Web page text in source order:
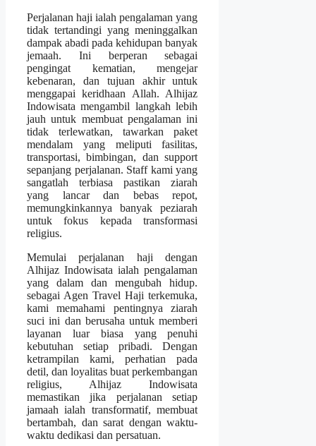
Perjalanan haji ialah pengalaman yang
tidak tertandingi yang meninggalkan
dampak abadi pada kehidupan banyak
jemaah. Ini berperan sebagai
pengingat kematian, mengejar
kebenaran, dan tujuan akhir untuk
menggapai keridhaan Allah. Alhijaz
Indowisata mengambil langkah lebih
jauh untuk membuat pengalaman ini
tidak terlewatkan, tawarkan paket
mendalam yang meliputi fasilitas,
transportasi, bimbingan, dan support
sepanjang perjalanan. Staff kami yang
sangatlah terbiasa pastikan ziarah
yang lancar dan bebas repot,
memungkinkannya banyak peziarah
untuk fokus kepada transformasi
religius.
Memulai perjalanan haji dengan
Alhijaz Indowisata ialah pengalaman
yang dalam dan mengubah hidup.
sebagai Agen Travel Haji terkemuka,
kami memahami pentingnya ziarah
suci ini dan berusaha untuk memberi
layanan luar biasa yang penuhi
kebutuhan setiap pribadi. Dengan
ketrampilan kami, perhatian pada
detil, dan loyalitas buat perkembangan
religius, Alhijaz Indowisata
memastikan jika perjalanan setiap
jamaah ialah transformatif, membuat
bertambah, dan sarat dengan waktu-
waktu dedikasi dan persatuan.